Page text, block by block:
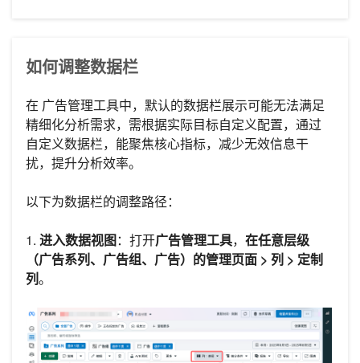
如何调整数据栏
在 广告管理工具中，默认的数据栏展示可能无法满足
精细化分析需求，需根据实际目标自定义配置，通过
自定义数据栏，能聚焦核心指标，减少无效信息干
扰，提升分析效率。
以下为数据栏的调整路径：
1. 进入数据视图：打开广告管理工具， 在任意层级
（广告系列、广告组、广告）的管理页面 > 列 > 定制
列。